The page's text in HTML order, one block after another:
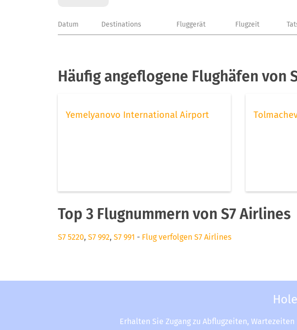
Datum Destinations Fluggerät Flugzeit
Häufig angeflogene Flughäfen von
Yemelyanovo International Airport
Top 3 Flugnummern von S7 Airlines
S7 5220, S7 992, S7 991 - Flug verfolgen S7 Airlines
Erhalten Sie Zugang zu Abflugzeiten,